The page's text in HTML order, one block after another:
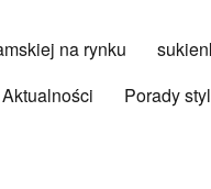
na rynku
Aktualności Porady